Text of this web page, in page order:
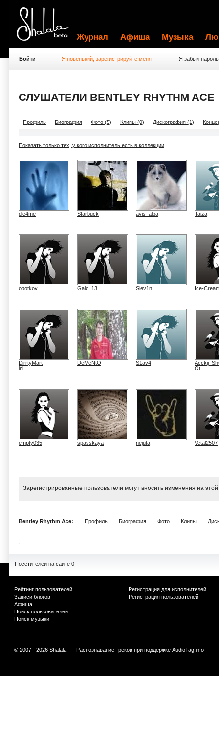
Журнал Афиша Музыка
Войти Я новенький, зарегистрируйте меня Я забыл пароль
СЛУШАТЕЛИ BENTLEY RHYTHM ACE
Профиль Биография Фото (5) Клипы (0) Дискография (1)
Показать только тех, у кого исполнитель есть в коллекции
die4me Starbuck avis_alba Taiza
obotkov Galo_13 Slev1n Ice-
DirrtyMart
ini
DeMeNtO S1av4
Ot
empty035 spasskaya nejuta Vetal2507
Зарегистрированные пользователи могут вносить изменения на
Bentley Rhythm Ace: Профиль Биография Фото Клипы
Посетителей на сайте 0
Рейтинг пользователей
Записи блогов
Афиша
Поиск пользователей
Поиск музыки
Регистрация для исполнителей
Регистрация пользователей
© 2007 - 2026 Shalala Распознавание треков при поддержке AudioTag.info